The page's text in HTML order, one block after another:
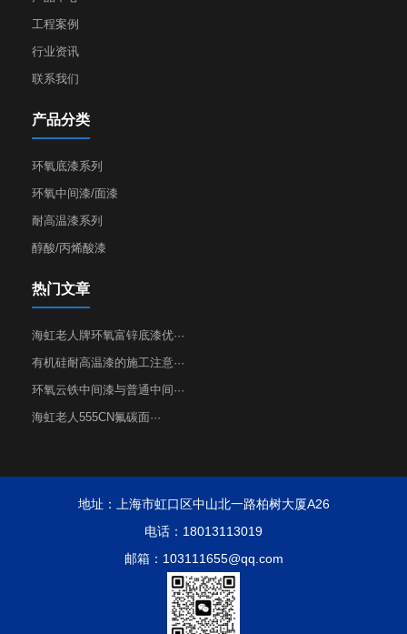
工程案例
行业资讯
联系我们
产品分类
环氧底漆系列
环氧中间漆/面漆
耐高温漆系列
醇酸/丙烯酸漆
热门文章
海虹老人牌环氧富锌底漆优···
有机硅耐高温漆的施工注意···
环氧云铁中间漆与普通中间···
海虹老人555CN氟碳面···
地址：上海市虹口区中山北一路柏树大厦A26
电话：18013113019
邮箱：103111655@qq.com